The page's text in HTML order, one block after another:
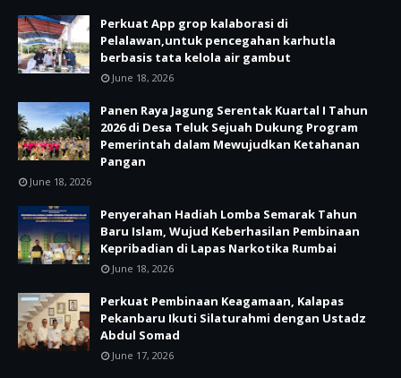
Perkuat App grop kalaborasi di
Pelalawan,untuk pencegahan karhutla
berbasis tata kelola air gambut
June 18, 2026
Panen Raya Jagung Serentak Kuartal I Tahun
2026 di Desa Teluk Sejuah Dukung Program
Pemerintah dalam Mewujudkan Ketahanan
Pangan
June 18, 2026
Penyerahan Hadiah Lomba Semarak Tahun
Baru Islam, Wujud Keberhasilan Pembinaan
Kepribadian di Lapas Narkotika Rumbai
June 18, 2026
Perkuat Pembinaan Keagamaan, Kalapas
Pekanbaru Ikuti Silaturahmi dengan Ustadz
Abdul Somad
June 17, 2026